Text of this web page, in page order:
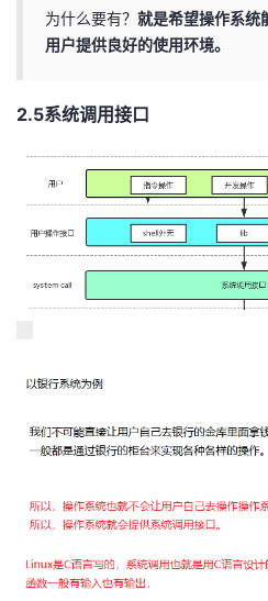
为什么要有？ 就是希望操作系统
用户提供良好的使用环境。
2.5系统调用接口